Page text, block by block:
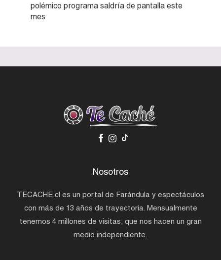
polémico programa saldría de pantalla este
mes
Nosotros
TECACHE.cl es un portal de Farándula y espectáculos
con más de 13 años de trayectoria. Mensualmente
tenemos 4 millones de visitas, que nos hacen un gran
medio independiente.